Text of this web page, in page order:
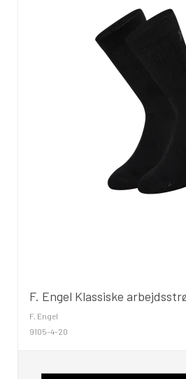
F. Engel Klassiske
F. Engel
9105-4-20